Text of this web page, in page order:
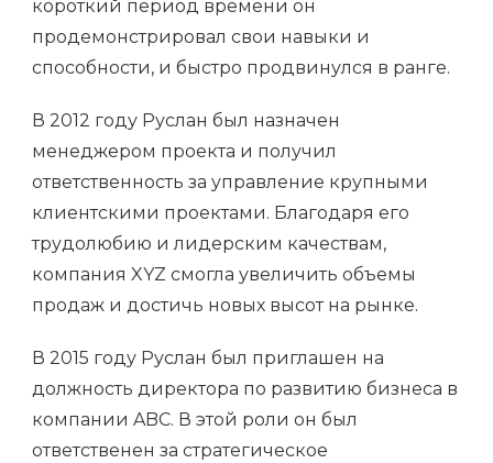
короткий период времени он
продемонстрировал свои навыки и
способности, и быстро продвинулся в ранге.
В 2012 году Руслан был назначен
менеджером проекта и получил
ответственность за управление крупными
клиентскими проектами. Благодаря его
трудолюбию и лидерским качествам,
компания XYZ смогла увеличить объемы
продаж и достичь новых высот на рынке.
В 2015 году Руслан был приглашен на
должность директора по развитию бизнеса в
компании ABC. В этой роли он был
ответственен за стратегическое